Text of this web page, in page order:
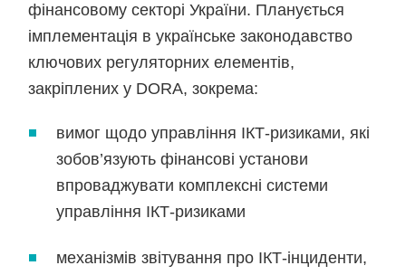
фінансовому секторі України. Планується
імплементація в українське законодавство
ключових регуляторних елементів,
закріплених у DORA, зокрема:
вимог щодо управління ІКТ-ризиками, які
зобов’язують фінансові установи
впроваджувати комплексні системи
управління ІКТ-ризиками
механізмів звітування про ІКТ-інциденти,